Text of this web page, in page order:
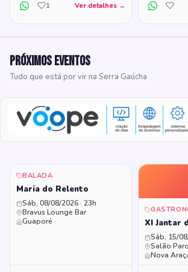
1 Ver detalhes →
Próximos eventos
Tudo que está por vir na Serra Gaúcha
BALADA
Maria do Relento
Sáb, 08/08/2026 · 23h
Bravus Lounge Bar
Guaporé
XI Jantar
Sáb, 15/
Salão
Nova